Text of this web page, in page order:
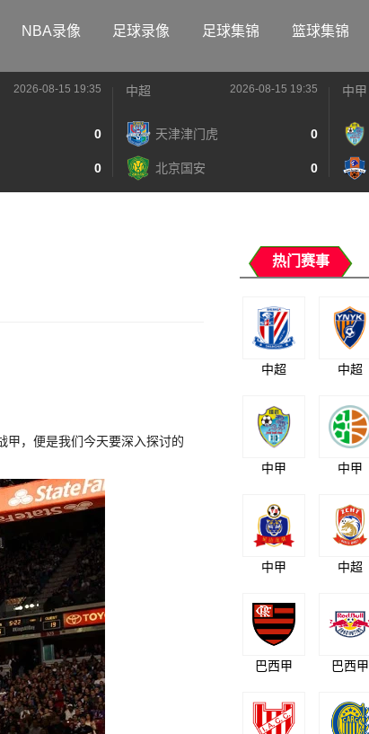
NBA录像 足球录像 足球集锦 篮球集锦
2026-08-15 19:35
0
0
中超 2026-08-15 19:35
天津津门虎 0
北京国安 0
中甲
甲，便是我们今天要深入探讨的
热门赛事
中超 中超
中甲 中甲
中甲 中超
巴西甲 巴西甲